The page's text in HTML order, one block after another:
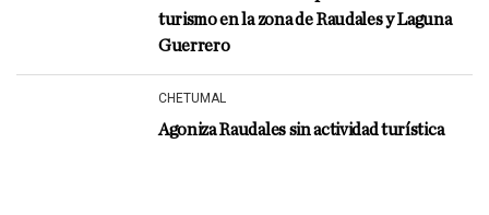
turismo en la zona de Raudales y Laguna
Guerrero
CHETUMAL
Agoniza Raudales sin actividad turística